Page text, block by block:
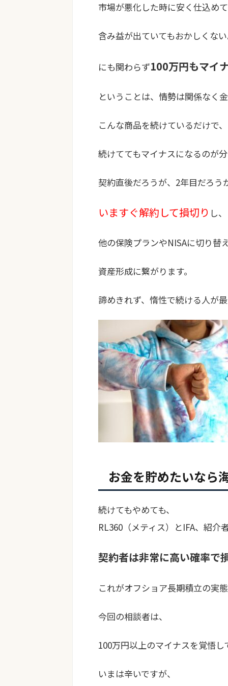
市場が悪化した時に安く仕込め
含み益が出ていてもおかしくな
にも関わらず100万円もマイ
ということは、 情勢は関係なく
こんな商品を続けているだけで
続けててもマイナスになるのが
契約直後だろうが、2年目だろう
いますぐ解約して損切り し、
他の保険プランやNISAに切り替
資産形成に繋がります。
諦めきれず、惰性で続ける人が
お金を貯めたいなら
続けてもやめても、
RL360（メティス）とIFA、紹介
契約者は非常に高い確率で
これがオフショア長期積立の実
今回の相談者は、
100万円以上のマイナスを覚悟
いまは辛いですが、